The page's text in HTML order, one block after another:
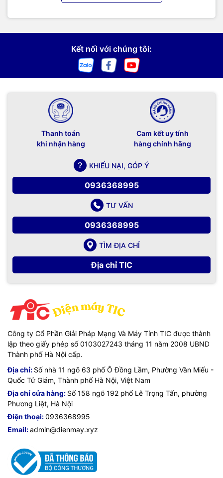
Kết nối với chúng tôi:
Thanh toán
khi nhận hàng
Cam kết uy tính
hàng chính hãng
KHIẾU NẠI, GÓP Ý
0936368995
TƯ VẤN
0936368995
TÌM ĐỊA CHỈ
Địa chỉ TIC
Công ty Cổ Phần Giải Pháp Mạng Và Máy Tính TIC được thành
lập theo giấy phép số 0103027243 tháng 11 năm 2008 UBND
Thành phố Hà Nội cấp.
Địa chỉ: Số nhà 11 ngõ 63 phố Ô Đồng Lầm, Phường Văn Miếu -
Quốc Tử Giám, Thành phố Hà Nội, Việt Nam
Địa chỉ cửa hàng: Số 158 ngõ 192 phố Lê Trọng Tấn, phường
Phương Liệt, Hà Nội
Điện thoại:0936368995
Email:admin@dienmay.xyz